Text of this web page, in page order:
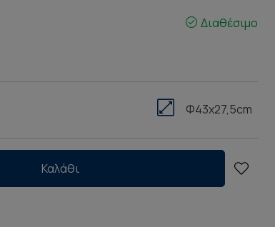
Διαθέσιμο
Φ43x27,5cm
Καλάθι